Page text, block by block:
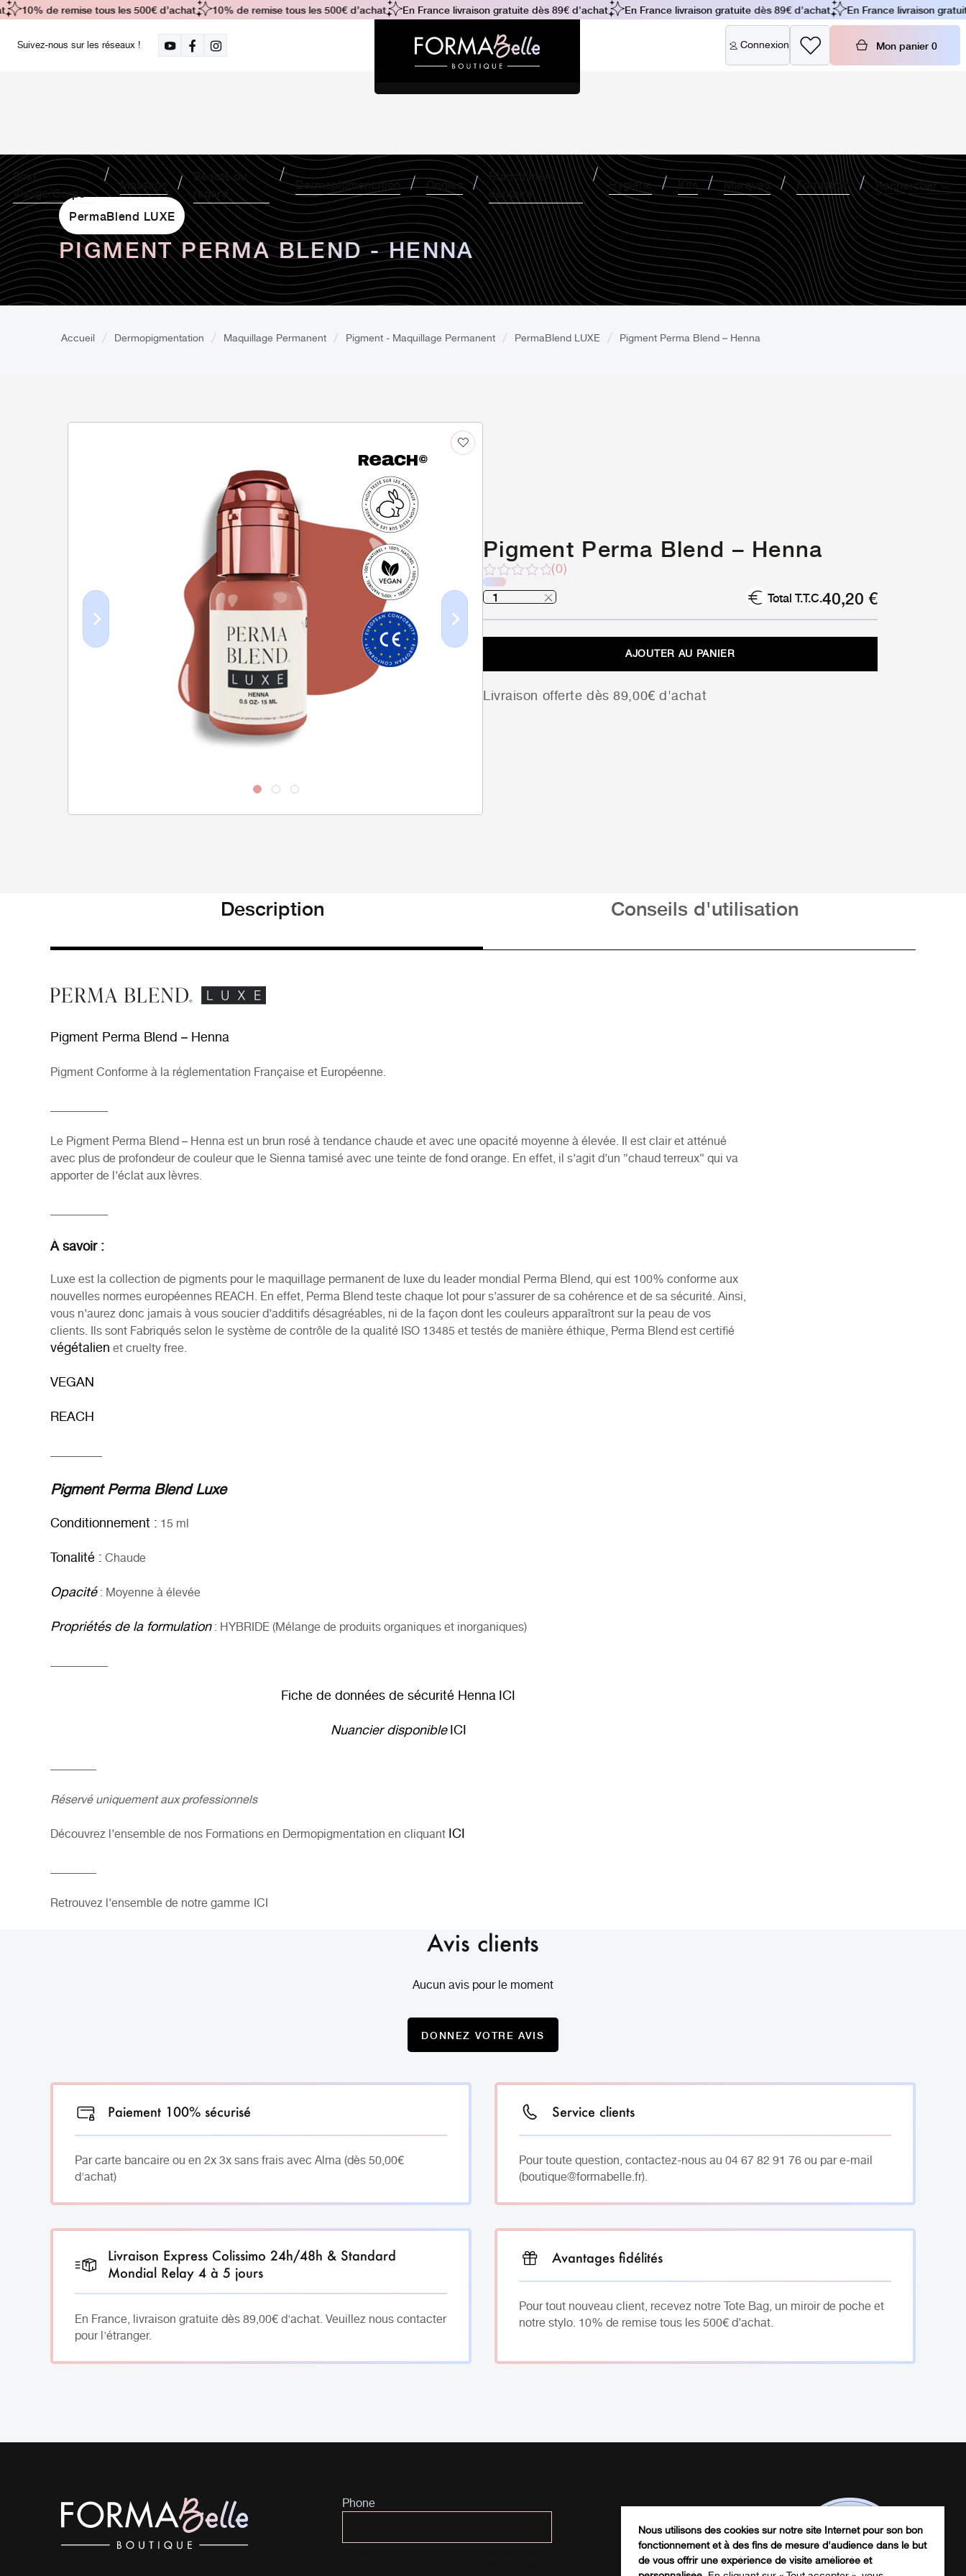
Suivez-nous sur les réseaux ! Connexion Mon panier 0
Soin
Visage/Corps
Massage
Beauté du
regard
Dermopigmentation Ongles
Blanchiment
dentaire
Hygiène Kits Marques Formation Rechercher
10% de remise tous les 500€ d’achat 10% de remise tous les 500€ d’achat En France livraison gratuite dès 89€ d'achat En France livraison gratuite dès 89€ d'achat En France livraison
PermaBlend LUXE
PIGMENT PERMA BLEND - HENNA
Accueil Dermopigmentation Maquillage Permanent Pigment - Maquillage Permanent PermaBlend LUXE Pigment Perma Blend – Henna
Previous Next
Pigment Perma Blend – Henna
Note
sur
(0)
Total T.T.C.40,20 €
AJOUTER AU PANIER
Livraison offerte dès 89,00€ d'achat
Description Conseils d'utilisation
Pigment Perma Blend – Henna
Pigment Conforme à la réglementation Française et Européenne.
__________
Le Pigment Perma Blend – Henna est un brun rosé à tendance chaude et avec une opacité moyenne à élevée. Il est clair et atténué
avec plus de profondeur de couleur que le Sienna tamisé avec une teinte de fond orange. En effet, il s’agit d’un ”chaud terreux” qui va
apporter de l’éclat aux lèvres.
__________
À savoir :
Luxe est la collection de pigments pour le maquillage permanent de luxe du leader mondial Perma Blend, qui est 100% conforme aux
nouvelles normes européennes REACH. En effet, Perma Blend teste chaque lot pour s’assurer de sa cohérence et de sa sécurité. Ainsi,
vous n’aurez donc jamais à vous soucier d’additifs désagréables, ni de la façon dont les couleurs apparaîtront sur la peau de vos
clients. Ils sont Fabriqués selon le système de contrôle de la qualité ISO 13485 et testés de manière éthique, Perma Blend est certifié
végétalien etcruelty free.
VEGAN
REACH
_________
Pigment Perma Blend Luxe
Conditionnement : 15 ml
Tonalité : Chaude
Opacité: Moyenne à élevée
Propriétés de la formulation: HYBRIDE (Mélange de produits organiques et inorganiques)
__________
Fiche de données de sécurité HennaICI
Nuancier disponibleICI
________
Réservé uniquement aux professionnels
Découvrez l’ensemble de nos Formations en Dermopigmentation en cliquant ICI
________
Retrouvez l’ensemble de notre gamme ICI
Avis clients
Aucun avis pour le moment
DONNEZ VOTRE AVIS
Paiement 100% sécurisé
Par carte bancaire ou en 2x 3x sans frais avec Alma (dès 50,00€
d'achat)
Service clients
Pour toute question, contactez-nous au 04 67 82 91 76 ou par e-mail
(boutique@formabelle.fr).
Livraison Express Colissimo 24h/48h & Standard
Mondial Relay 4 à 5 jours
En France, livraison gratuite dès 89,00€ d'achat. Veuillez nous contacter
pour l'étranger.
Avantages fidélités
Pour tout nouveau client, recevez notre Tote Bag, un miroir de poche et
notre stylo. 10% de remise tous les 500€ d’achat.
Phone
Nous utilisons des cookies sur notre site Internet pour son bon
fonctionnement et à des fins de mesure d'audience dans le but
de vous offrir une expérience de visite améliorée et